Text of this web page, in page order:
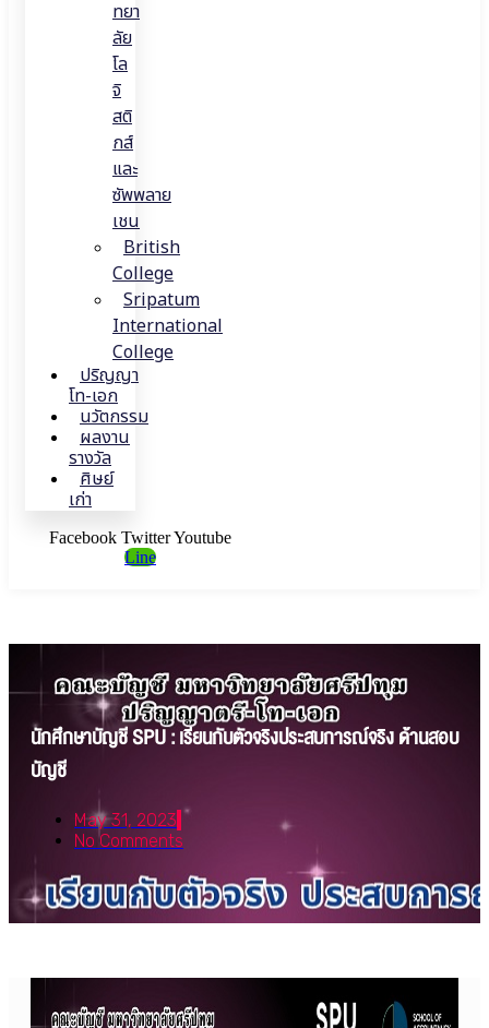
ทยา
ลัย
โล
จิ
สติ
กส์
และ
ซัพพลาย
เชน
British
College
Sripatum
International
College
ปริญญา
โท-เอก
นวัตกรรม
ผลงาน
รางวัล
ศิษย์
เก่า
Facebook TwitterYoutube
Line
นักศึกษาบัญชี SPU : เรียนกับตัวจริงประสบการณ์จริง ด้านสอบ
บัญชี
May 31, 2023
No Comments